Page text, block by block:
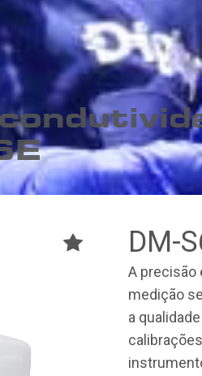
DM-
A precisão
medição
a